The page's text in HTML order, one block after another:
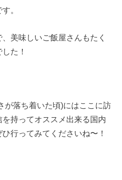
。
美味しいご飯屋さんもたく
た！
が落ち着いた頃)にはここに訪
持ってオススメ出来る国内
行ってみてくださいね〜！